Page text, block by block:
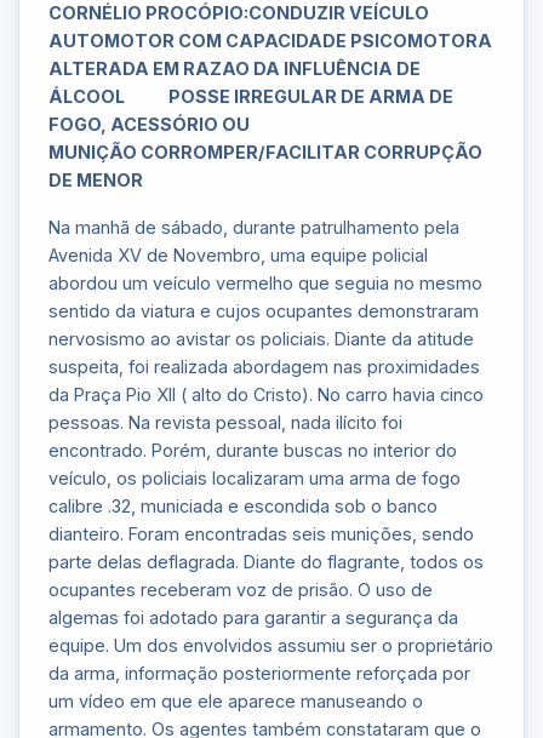
CORNÉLIO PROCÓPIO:CONDUZIR VEÍCULO
AUTOMOTOR COM CAPACIDADE PSICOMOTORA
ALTERADA EM RAZAO DA INFLUÊNCIA DE
ÁLCOOL
POSSE IRREGULAR DE ARMA DE
FOGO, ACESSÓRIO OU
MUNIÇÃO CORROMPER/FACILITAR CORRUPÇÃO
DE MENOR
Na manhã de sábado, durante patrulhamento pela
Avenida XV de Novembro, uma equipe policial
abordou um veículo vermelho que seguia no mesmo
sentido da viatura e cujos ocupantes demonstraram
nervosismo ao avistar os policiais. Diante da atitude
suspeita, foi realizada abordagem nas proximidades
da Praça Pio XII ( alto do Cristo). No carro havia cinco
pessoas. Na revista pessoal, nada ilícito foi
encontrado. Porém, durante buscas no interior do
veículo, os policiais localizaram uma arma de fogo
calibre .32, municiada e escondida sob o banco
dianteiro. Foram encontradas seis munições, sendo
parte delas deflagrada. Diante do flagrante, todos os
ocupantes receberam voz de prisão. O uso de
algemas foi adotado para garantir a segurança da
equipe. Um dos envolvidos assumiu ser o proprietário
da arma, informação posteriormente reforçada por
um vídeo em que ele aparece manuseando o
armamento. Os agentes também constataram que o